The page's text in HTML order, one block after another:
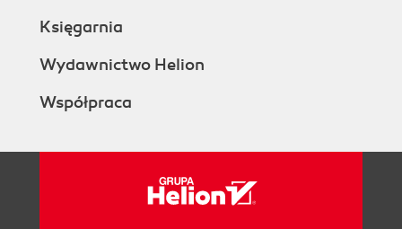
Księgarnia
Wydawnictwo Helion
Współpraca